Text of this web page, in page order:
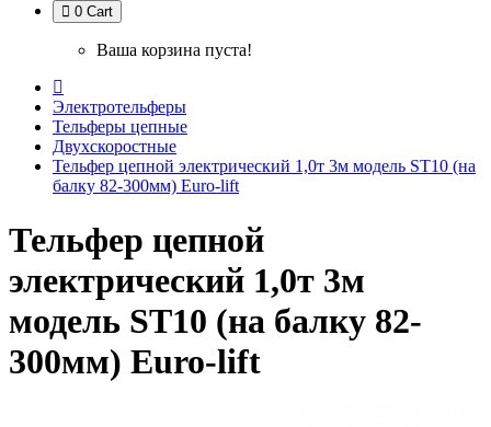
0 Cart
Ваша корзина пуста!
Электротельферы
Тельферы цепные
Двухскоростные
Тельфер цепной электрический 1,0т 3м модель ST10 (на
балку 82-300мм) Euro-lift
Тельфер цепной
электрический 1,0т 3м
модель ST10 (на балку 82-
300мм) Euro-lift